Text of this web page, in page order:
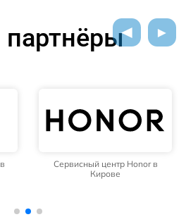
Сервисный центр Honor в
Кирове